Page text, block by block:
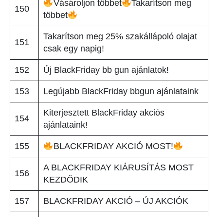
150
Vásároljon többet
Takarítson meg
többet
151
Takarítson meg 25% szakállápoló olajat
csak egy napig!
152 Új BlackFriday bb gun ajánlatok!
153 Legújabb BlackFriday bbgun ajánlataink
154
Kiterjesztett BlackFriday akciós
ajánlataink!
155 BLACKFRIDAY AKCIÓ MOST!
156
A BLACKFRIDAY KIÁRUSÍTÁS MOST
KEZDŐDIK
157 BLACKFRIDAY AKCIÓ – ÚJ AKCIÓK